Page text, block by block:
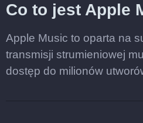
Co to jest Apple
Apple Music to oparta na
transmisji strumieniowej
dostęp do milionów